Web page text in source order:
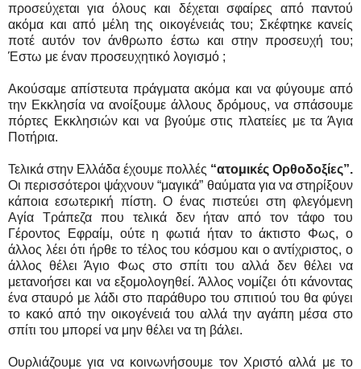
προσεύχεται για όλους και δέχεται σφαίρες από παντού
ακόμα και από μέλη της οικογένειάς του; Σκέφτηκε κανείς
ποτέ αυτόν τον άνθρωπο έστω και στην προσευχή του;
Έστω με έναν προσευχητικό λογισμό ;
Ακούσαμε απίστευτα πράγματα ακόμα και να φύγουμε από
την Εκκλησία να ανοίξουμε άλλους δρόμους, να σπάσουμε
πόρτες Εκκλησιών και να βγούμε στις πλατείες με τα Άγια
Ποτήρια.
Τελικά στην Ελλάδα έχουμε πολλές “ατομικές Ορθοδοξίες”.
Οι περισσότεροι ψάχνουν “μαγικά” θαύματα για να στηρίξουν
κάποια εσωτερική πίστη. Ο ένας πιστεύει στη φλεγόμενη
Αγία Τράπεζα που τελικά δεν ήταν από τον τάφο του
Γέροντος Εφραίμ, ούτε η φωτιά ήταν το άκτιστο Φως, ο
άλλος λέει ότι ήρθε το τέλος του κόσμου και ο αντίχριστος, ο
άλλος θέλει Άγιο Φως στο σπίτι του αλλά δεν θέλει να
μετανοήσει και να εξομολογηθεί. Άλλος νομίζει ότι κάνοντας
ένα σταυρό με λάδι στο παράθυρο του σπιτιού του θα φύγει
το κακό από την οικογένειά του αλλά την αγάπη μέσα στο
σπίτι του μπορεί να μην θέλει να τη βάλει.
Ουρλιάζουμε για να κοινωνήσουμε τον Χριστό αλλά με το